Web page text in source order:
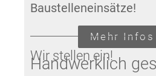
Baustelleneinsätze!
Mehr
Wir stellen ein!
Handwerklich